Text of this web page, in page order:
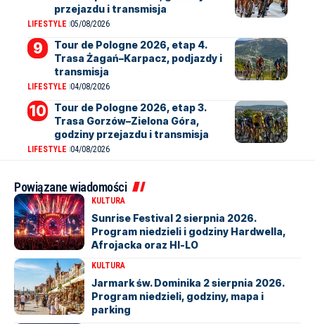
przejazdu i transmisja
LIFESTYLE 05/08/2026
Tour de Pologne 2026, etap 4.
Trasa Żagań–Karpacz, podjazdy i
transmisja
LIFESTYLE 04/08/2026
Tour de Pologne 2026, etap 3.
Trasa Gorzów–Zielona Góra,
godziny przejazdu i transmisja
LIFESTYLE 04/08/2026
Powiązane wiadomości
KULTURA
Sunrise Festival 2 sierpnia 2026.
Program niedzieli i godziny Hardwella,
Afrojacka oraz HI-LO
KULTURA
Jarmark św. Dominika 2 sierpnia 2026.
Program niedzieli, godziny, mapa i
parking